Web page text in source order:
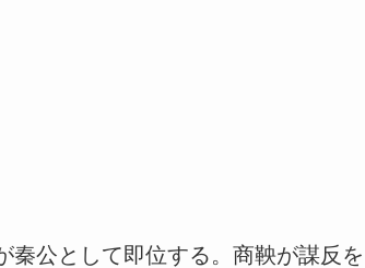
秦公として即位する。商鞅が謀反を